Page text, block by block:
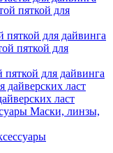
пяткой для дайвинга
пяткой для дайвинга
ласт
Маски, линзы,